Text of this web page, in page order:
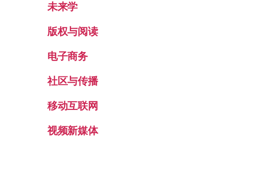
未来学
版权与阅读
电子商务
社区与传播
移动互联网
视频新媒体